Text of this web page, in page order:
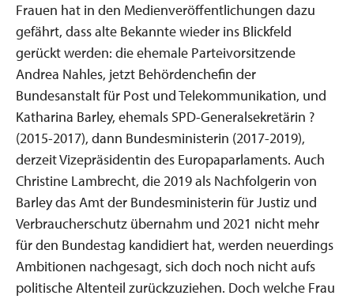
Frauen hat in den Medienveröffentlichungen dazu
gefährt, dass alte Bekannte wieder ins Blickfeld
gerückt werden: die ehemale Parteivorsitzende
Andrea Nahles, jetzt Behördenchefin der
Bundesanstalt für Post und Telekommunikation, und
Katharina Barley, ehemals SPD-Generalsekretärin ?
(2015-2017), dann Bundesministerin (2017-2019),
derzeit Vizepräsidentin des Europaparlaments. Auch
Christine Lambrecht, die 2019 als Nachfolgerin von
Barley das Amt der Bundesministerin für Justiz und
Verbraucherschutz übernahm und 2021 nicht mehr
für den Bundestag kandidiert hat, werden neuerdings
Ambitionen nachgesagt, sich doch noch nicht aufs
politische Altenteil zurückzuziehen. Doch welche Frau